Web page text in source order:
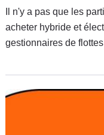
Il n'y a pas que les
acheter hybride et
gestionnaires de
la TVS qui fait flamber
qu'elle disparaît